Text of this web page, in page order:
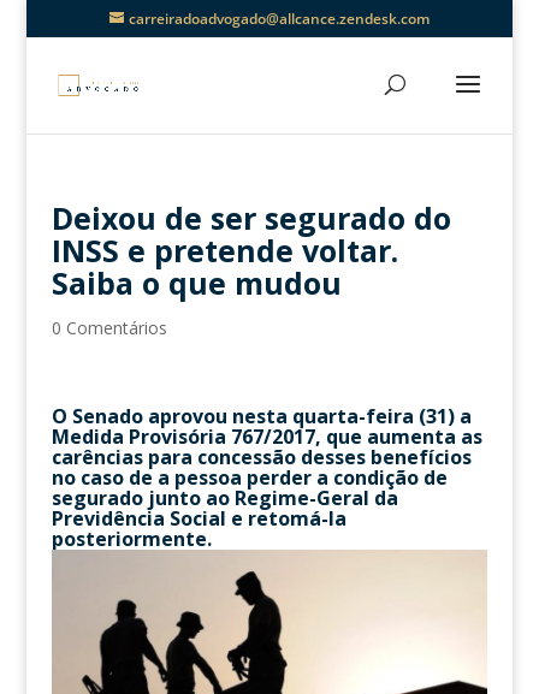
carreiradoadvogado@allcance.zendesk.com
Deixou de ser segurado do
INSS e pretende voltar.
Saiba o que mudou
0 Comentários
O Senado aprovou nesta quarta-feira (31) a
Medida Provisória 767/2017, que aumenta as
carências para concessão desses benefícios
no caso de a pessoa perder a condição de
segurado junto ao Regime-Geral da
Previdência Social e retomá-la
posteriormente.